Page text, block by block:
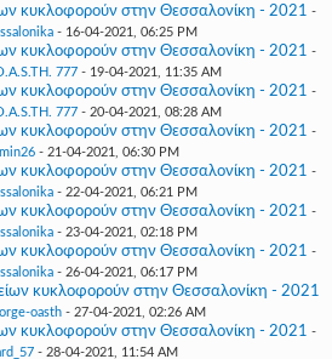
κυκλοφορούν στην Θεσσαλονίκη - 2021 -
- 16-04-2021, 06:25 PM
κυκλοφορούν στην Θεσσαλονίκη - 2021 -
777- 19-04-2021, 11:35 AM
κυκλοφορούν στην Θεσσαλονίκη - 2021 -
777- 20-04-2021, 08:28 AM
κυκλοφορούν στην Θεσσαλονίκη - 2021 -
- 21-04-2021, 06:30 PM
κυκλοφορούν στην Θεσσαλονίκη - 2021 -
- 22-04-2021, 06:21 PM
κυκλοφορούν στην Θεσσαλονίκη - 2021 -
- 23-04-2021, 02:18 PM
κυκλοφορούν στην Θεσσαλονίκη - 2021 -
- 26-04-2021, 06:17 PM
κυκλοφορούν στην Θεσσαλονίκη - 2021
oasth- 27-04-2021, 02:26 AM
κυκλοφορούν στην Θεσσαλονίκη - 2021 -
- 28-04-2021, 11:54 AM